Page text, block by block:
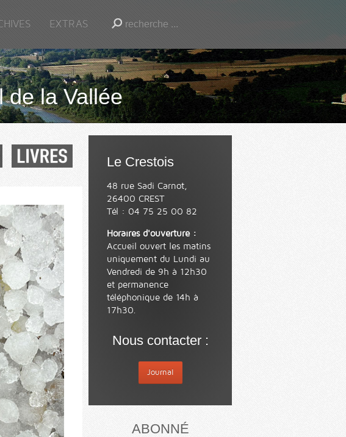
EXTRAS
de la Vallée
Le Crestois
48 rue Sadi Carnot,
26400 CREST
Tél : 04 75 25 00 82
Horaires d'ouverture :
Accueil ouvert les matins
uniquement du Lundi au
Vendredi de 9h à 12h30
et permanence
téléphonique de 14h à
17h30.
Nous contacter :
Journal
ABONNÉ